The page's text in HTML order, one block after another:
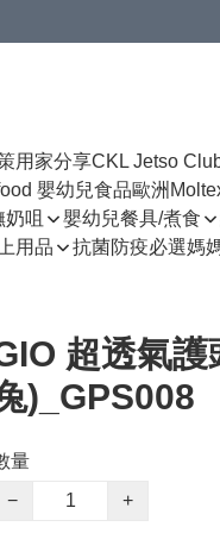
用家分享CKL Jetso
嬰幼兒食品歐洲
咀 嬰幼兒餐具/煮食
用品 抗菌防疫必選媽
超透氣
)_GPS008
量
−
+